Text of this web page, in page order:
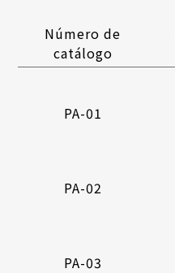
Número de
catálogo
PA-01
PA-02
PA-03